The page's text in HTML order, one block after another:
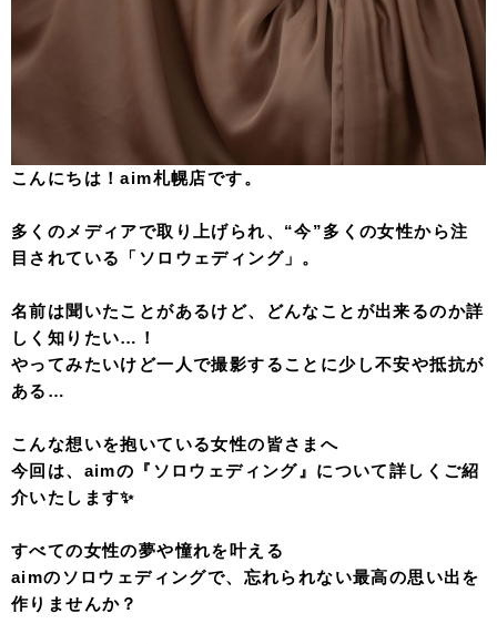
こんにちは！aim札幌店です。
多くのメディアで取り上げられ、“今”多くの女性から注
目されている「ソロウェディング」。
名前は聞いたことがあるけど、どんなことが出来るのか詳
しく知りたい…！
やってみたいけど一人で撮影することに少し不安や抵抗が
ある…
こんな想いを抱いている女性の皆さまへ
今回は、aimの『ソロウェディング』について詳しくご紹
介いたします✨
すべての女性の夢や憧れを叶える
aimのソロウェディングで、忘れられない最高の思い出を
作りませんか？